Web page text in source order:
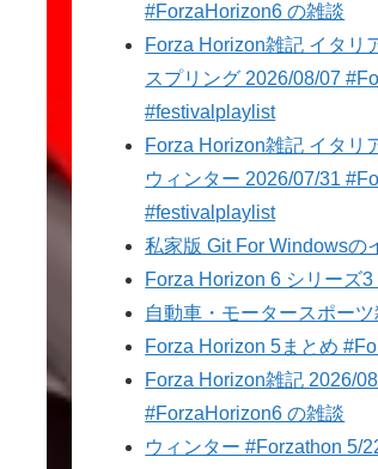
#ForzaHorizon6 の雑談
Forza Horizon雑記 イタリ
スプリング 2026/08/07
#festivalplaylist
Forza Horizon雑記 イタリ
ウィンター 2026/07/31
#festivalplaylist
私家版 Git For Windowsの
Forza Horizon 6 シリーズ
自動車・モータースポー
Forza Horizon 5まとめ
Forza Horizon雑記 2026/
#ForzaHorizon6 の雑談
ウィンター #Forzathon 5/